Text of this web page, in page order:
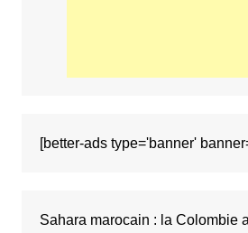
[better-ads type='banner'
Sahara marocain : la Colombie